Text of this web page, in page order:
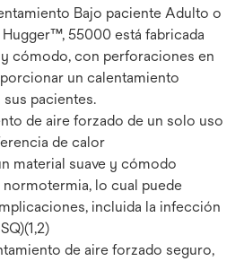
Bajo paciente Adulto o
55000 está fabricada
cómodo, con perforaciones en
un calentamiento
pacientes.
de aire forzado de un solo uso
de calor
material suave y cómodo
lo cual puede
incluida la infección
de aire forzado seguro,